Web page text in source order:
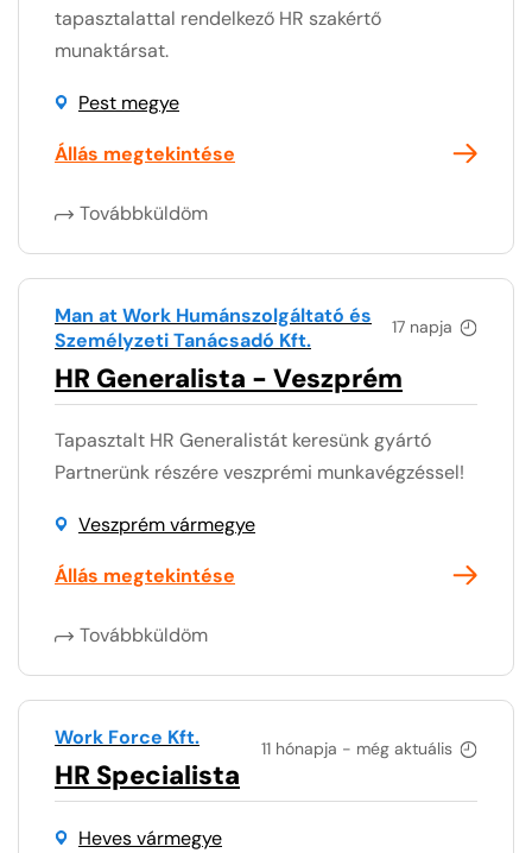
tapasztalattal rendelkező HR szakértő
munaktársat.
Pest megye
Állás megtekintése
Továbbküldöm
17 napja
Man at Work Humánszolgáltató és
Személyzeti Tanácsadó Kft.
HR Generalista - Veszprém
Tapasztalt HR Generalistát keresünk gyártó
Partnerünk részére veszprémi munkavégzéssel!
Veszprém vármegye
Állás megtekintése
Továbbküldöm
11 hónapja - még aktuális
Work Force Kft.
HR Specialista
Heves vármegye